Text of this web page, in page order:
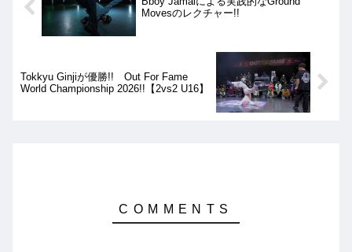
Movesのレクチャー!!
Tokkyu Ginjiが優勝!! Out For Fame
World Championship 2026!!【2vs2 U16】